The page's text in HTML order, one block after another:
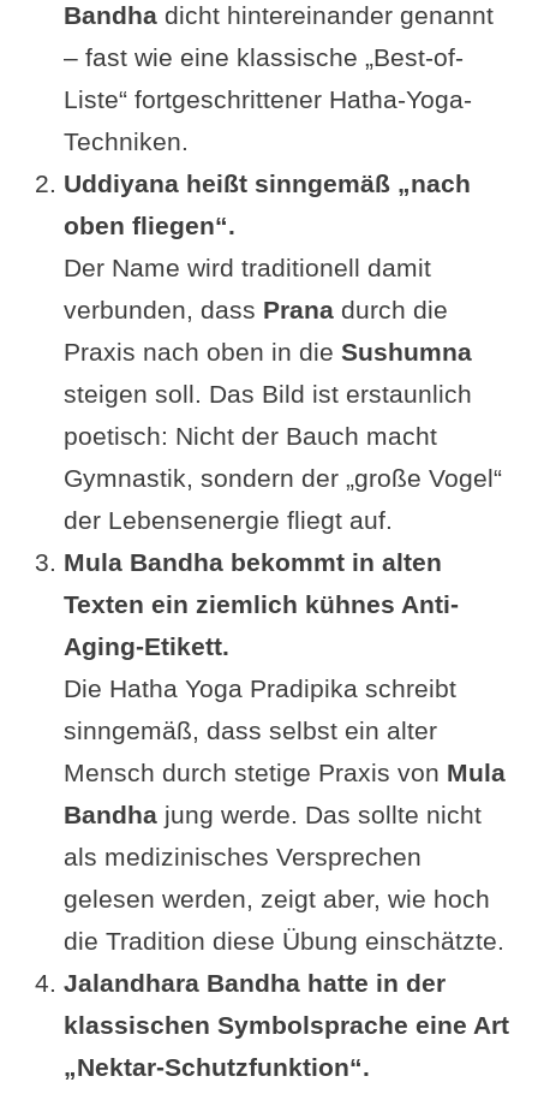
Bandhadicht hintereinander genannt
– fast wie eine klassische „Best-of-
Liste“ fortgeschrittener Hatha-Yoga-
Techniken.
Uddiyana heißt sinngemäß „nach
oben fliegen“.
Der Name wird traditionell damit
verbunden, dass Pranadurch die
Praxis nach oben in die Sushumna
steigen soll. Das Bild ist erstaunlich
poetisch: Nicht der Bauch macht
Gymnastik, sondern der „große Vogel“
der Lebensenergie fliegt auf.
Mula Bandha bekommt in alten
Texten ein ziemlich kühnes Anti-
Aging-Etikett.
Die Hatha Yoga Pradipika schreibt
sinngemäß, dass selbst ein alter
Mensch durch stetige Praxis von Mula
Bandhajung werde. Das sollte nicht
als medizinisches Versprechen
gelesen werden, zeigt aber, wie hoch
die Tradition diese Übung einschätzte.
Jalandhara Bandha hatte in der
klassischen Symbolsprache eine Art
„Nektar-Schutzfunktion“.